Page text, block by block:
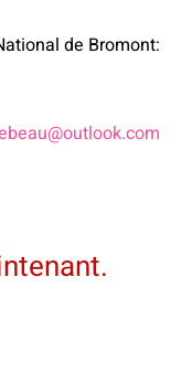
de Bromont: